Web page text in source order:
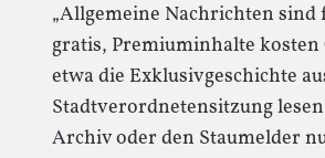
„Allgemeine Nachrichten sind
gratis, Premiuminhalte kosten
etwa die Exklusivgeschichte
Stadtverordnetensitzung
Archiv oder den Staumelder